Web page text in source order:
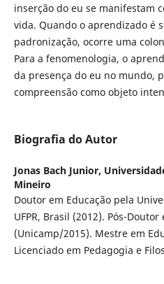
inserção do eu se manifestam
vida. Quando o aprendizado é
padronização, ocorre uma
Para a fenomenologia, o
da presença do eu no mundo,
compreensão como objeto
Biografia do Autor
Jonas Bach Junior,
Mineiro
Doutor em Educação pela
UFPR, Brasil (2012). Pós-Doutor
(Unicamp/2015). Mestre em
Licenciado em Pedagogia e